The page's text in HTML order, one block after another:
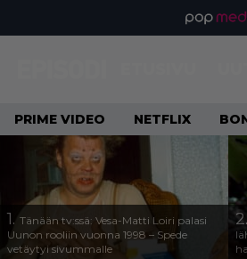
PRIME VIDEO NETFLIX
1. Tänään tv:ssä: Vesa-Matti Loiri palasi
Uunon rooliin vuonna 1998 – Spede
vetäytyi sivummalle